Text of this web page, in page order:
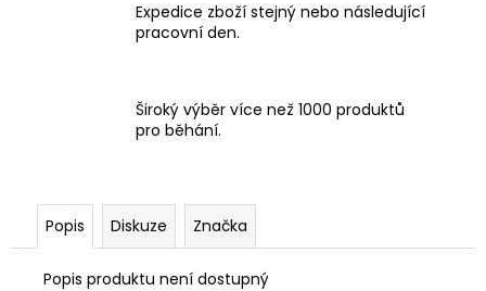
Expedice zboží stejný nebo následující
pracovní den.
Široký výběr více než 1000 produktů
pro běhání.
Popis Diskuze Značka
Popis produktu není dostupný